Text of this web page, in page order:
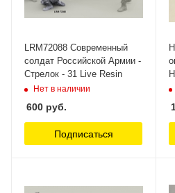
LRM72088 Современный
солдат Российской Армии -
Стрелок - 31 Live Resin
Нет в наличии
600 руб.
Подписаться